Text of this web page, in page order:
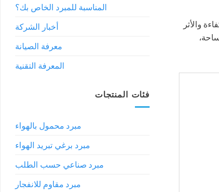
والأثر
المناسبة للمبرد الخاص بك؟
أخبار الشركة
معرفة الصيانة
المعرفة التقنية
فئات المنتجات
مبرد محمول بالهواء
مبرد برغي تبريد الهواء
مبرد صناعي حسب الطلب
مبرد مقاوم للانفجار